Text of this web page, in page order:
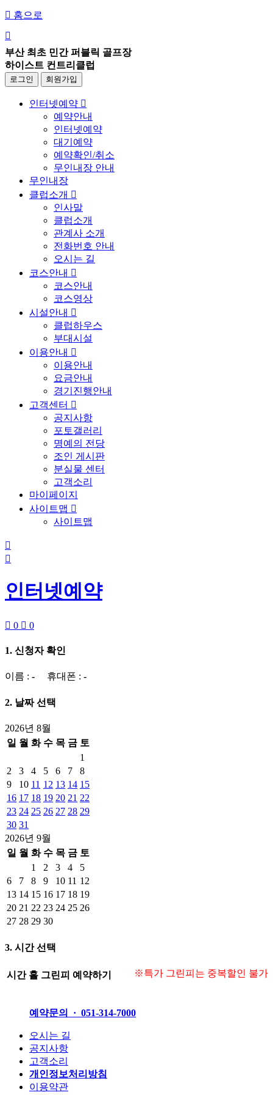
 홈으로

부산 최초 민간 퍼블릭 골프장
하이스트 컨트리클럽
로그인 회원가입
인터넷예약 
예약안내
인터넷예약
대기예약
예약확인/취소
무인내장 안내
무인내장
클럽소개 
인사말
클럽소개
관계사 소개
전화번호 안내
오시는 길
코스안내 
코스안내
코스영상
시설안내 
클럽하우스
부대시설
이용안내 
이용안내
요금안내
경기진행안내
고객센터 
공지사항
포토갤러리
명예의 전당
조인 게시판
분실물 센터
고객소리
마이페이지
사이트맵 
사이트맵


인터넷예약
 0  0
1. 신청자 확인
이름 : - 휴대폰 : -
2. 날짜 선택
2026년 8월
일 월 화 수 목 금 토
1
2
3 4 5 6 7
8
9
10 11 12 13 14 15
16 17 18 19 20 21 22
23 24 25 26 27 28 29
30 31
2026년 9월
일 월 화 수 목 금 토
1
2 3 4
5
6
7 8 9 10 11 12
13 14 15 16 17 18 19
20 21 22 23 24 25 26
27 28 29 30
3. 시간 선택
※특가 그린피는 중복할인 불가
시간 홀 그린피 예약하기
예약문의 · 051-314-7000
오시는 길
공지사항
고객소리
개인정보처리방침
이용약관